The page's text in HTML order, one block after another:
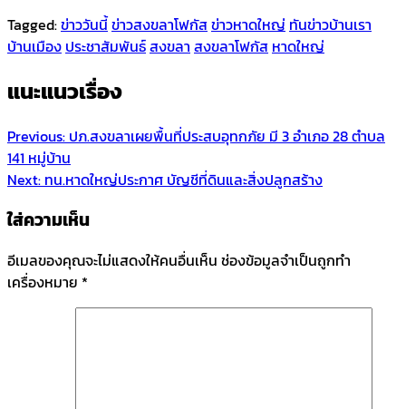
Tagged:ข่าววันนี้ข่าวสงขลาโฟกัสข่าวหาดใหญ่ ทันข่าวบ้านเรา
บ้านเมือง ประชาสัมพันธ์สงขลา สงขลาโฟกัส หาดใหญ่
แนะแนวเรื่อง
Previous: ปภ.สงขลาเผยพื้นที่ประสบอุทกภัย มี 3 อำเภอ 28 ตำบล
141 หมู่บ้าน
Next: ทน.หาดใหญ่ประกาศ บัญชีที่ดินและสิ่งปลูกสร้าง
ใส่ความเห็น
อีเมลของคุณจะไม่แสดงให้คนอื่นเห็น ช่องข้อมูลจำเป็นถูกทำ
เครื่องหมาย *